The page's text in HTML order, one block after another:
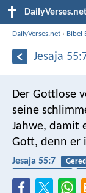
DailyVerses.net › Bibel
Jesaja
Der Gottlose
seine
Jahwe, damit
Gott, denn er
Jesaja 55:7